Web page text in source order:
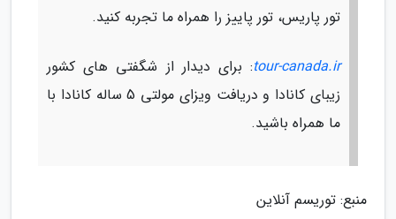
تور پاریس، تور پاییز را همراه ما تجربه کنید.
tour-canada.ir: برای دیدار از شگفتی های کشور
زیبای کانادا و دریافت ویزای مولتی 5 ساله کانادا با
ما همراه باشید.
منبع: توریسم آنلاین